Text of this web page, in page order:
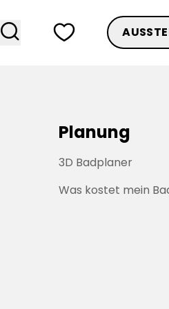
search heart
Planung
3D Badplaner
Was kostet mein